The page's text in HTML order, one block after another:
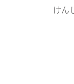
けん